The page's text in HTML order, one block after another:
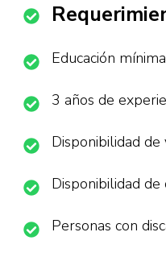
Educación
3 años de
Disponibilidad de
Disponibilidad de
Personas con